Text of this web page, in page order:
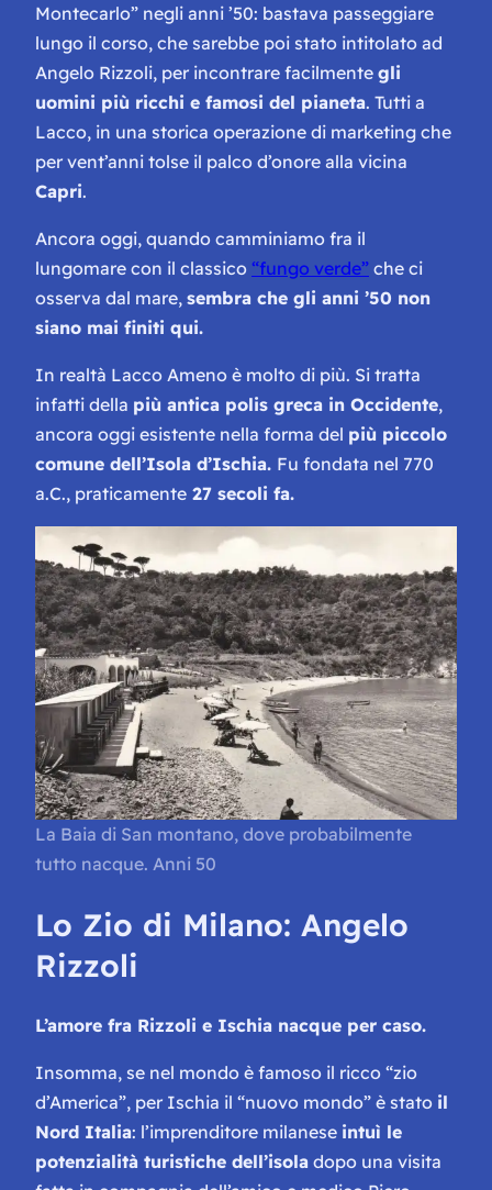
Montecarlo” negli anni ’50: bastava passeggiare
lungo il corso, che sarebbe poi stato intitolato ad
Angelo Rizzoli, per incontrare facilmente gli
uomini più ricchi e famosi del pianeta. Tutti a
Lacco, in una storica operazione di marketing che
per vent’anni tolse il palco d’onore alla vicina
Capri.
Ancora oggi, quando camminiamo fra il
lungomare con il classico “fungo verde” che ci
osserva dal mare, sembra che gli anni ’50 non
siano mai finiti qui.
In realtà Lacco Ameno è molto di più. Si tratta
infatti della più antica polis greca in Occidente,
ancora oggi esistente nella forma del più piccolo
comune dell’Isola d’Ischia. Fu fondata nel 770
a.C., praticamente 27 secoli fa.
La Baia di San montano, dove probabilmente
tutto nacque. Anni 50
Lo Zio di Milano: Angelo
Rizzoli
L’amore fra Rizzoli e Ischia nacque per caso.
Insomma, se nel mondo è famoso il ricco “zio
d’America”, per Ischia il “nuovo mondo” è stato il
Nord Italia: l’imprenditore milanese intuì le
potenzialità turistiche dell’isola dopo una visita